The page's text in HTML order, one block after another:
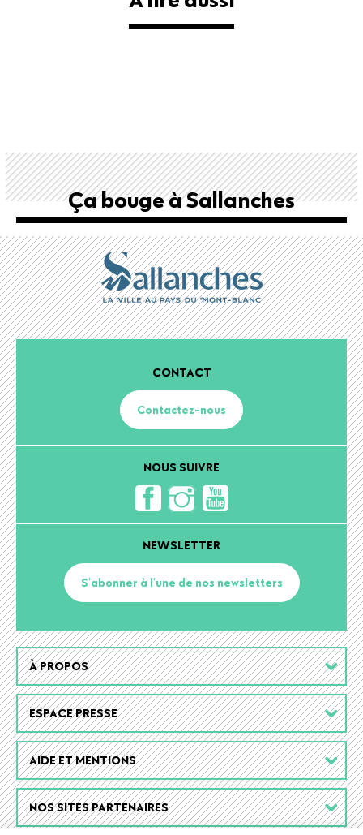
Ça bouge à Sallanches
CONTACT
Contactez-nous
NOUS SUIVRE
NEWSLETTER
S'abonner à l'une de nos newsletters
Footer
menu
À PROPOS
ESPACE PRESSE
AIDE ET MENTIONS
NOS SITES PARTENAIRES